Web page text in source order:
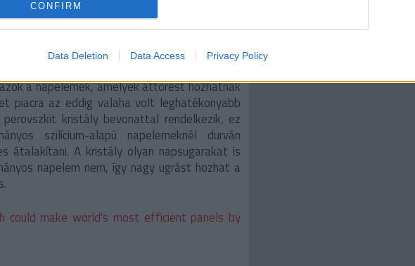
CONFIRM
Data Deletion Data Access Privacy Policy
worth it?>>
a napelemek, amelyek áttörést hozhatnak
piacra az eddig valaha volt leghatékonyabb
perovszkit kristály bevonattal rendelkezik, ez
szilícium-alapú napelemeknél durván
átalakítani. A kristály olyan napsugarakat is
napelem nem, így nagy ugrást hozhat a
could make world's most efficient panels by